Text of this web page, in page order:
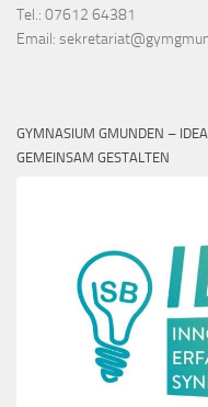
Tel.: 07612 64381
Email:
GYMNASIUM GMUNDEN –
GEMEINSAM GESTALTEN